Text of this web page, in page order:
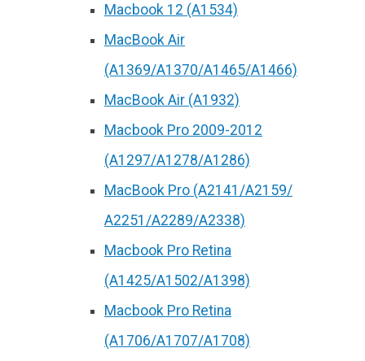
Macbook 12 (А1534)
MacBook Air
(A1369/A1370/A1465/A1466)
MacBook Air (A1932)
Macbook Pro 2009-2012
(A1297/A1278/A1286)
MacBook Pro (А2141/А2159/
А2251/A2289/A2338)
Macbook Pro Retina
(А1425/A1502/A1398)
Macbook Pro Retina
(А1706/A1707/A1708)